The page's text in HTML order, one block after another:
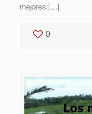
mejores […]
0